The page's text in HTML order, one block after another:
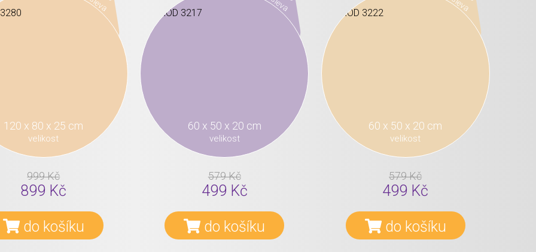
120 x 80 x 25 cm
velikost
999 Kč
899 Kč
do košíku
60 x 50 x 20 cm
velikost
579 Kč
499 Kč
do košíku
60 x 50 x 20 cm
velikost
579 Kč
499 Kč
do košíku